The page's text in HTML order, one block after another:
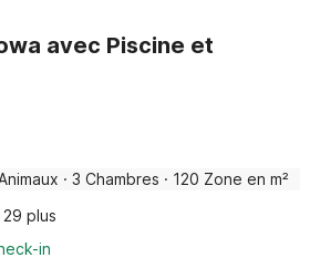
avec Piscine et
· 3 Chambres · 120 Zone en m²
29 plus
in